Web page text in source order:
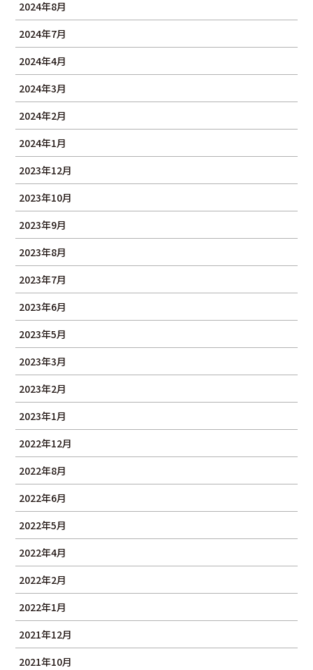
2024年8月
2024年7月
2024年4月
2024年3月
2024年2月
2024年1月
2023年12月
2023年10月
2023年9月
2023年8月
2023年7月
2023年6月
2023年5月
2023年3月
2023年2月
2023年1月
2022年12月
2022年8月
2022年6月
2022年5月
2022年4月
2022年2月
2022年1月
2021年12月
2021年10月